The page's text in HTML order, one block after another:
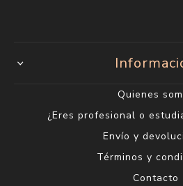
Quienes
¿Eres profesional o
Envío y
Términos y
Contacto